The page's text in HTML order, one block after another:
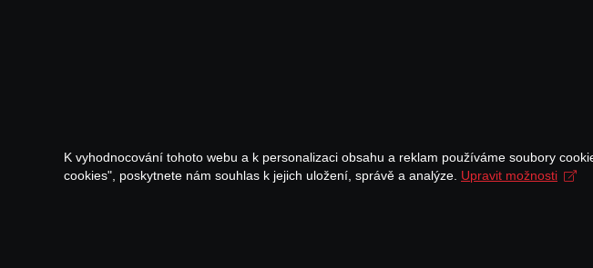
K vyhodnocování tohoto webu a k personalizaci obsahu a reklam používáme soubory
cookies", poskytnete nám souhlas k jejich uložení, správě a analýze. Upravit možnosti